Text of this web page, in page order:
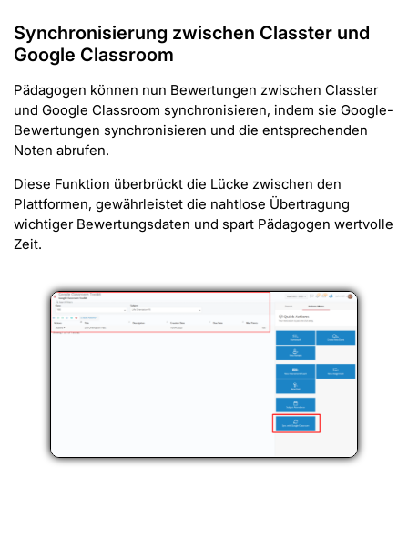
Synchronisierung zwischen Classter und
Google Classroom
Pädagogen können nun Bewertungen zwischen Classter
und Google Classroom synchronisieren, indem sie Google-
Bewertungen synchronisieren und die entsprechenden
Noten abrufen.
Diese Funktion überbrückt die Lücke zwischen den
Plattformen, gewährleistet die nahtlose Übertragung
wichtiger Bewertungsdaten und spart Pädagogen wertvolle
Zeit.